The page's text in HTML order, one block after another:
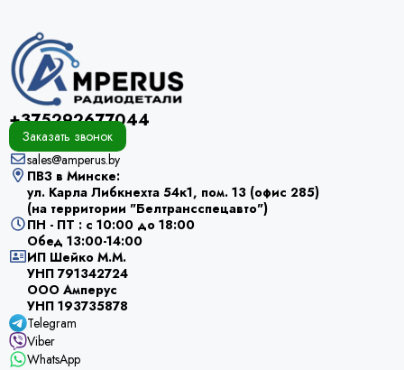
+375292677044
Заказать звонок
sales@amperus.by
ПВЗ в Минске:
ул. Карла Либкнехта 54к1, пом. 13 (офис 285)
(на территории "Белтрансспецавто")
ПН - ПТ : с 10:00 до 18:00
Обед 13:00-14:00
ИП Шейко М.М.
УНП 791342724
ООО Амперус
УНП 193735878
Telegram
Viber
WhatsApp